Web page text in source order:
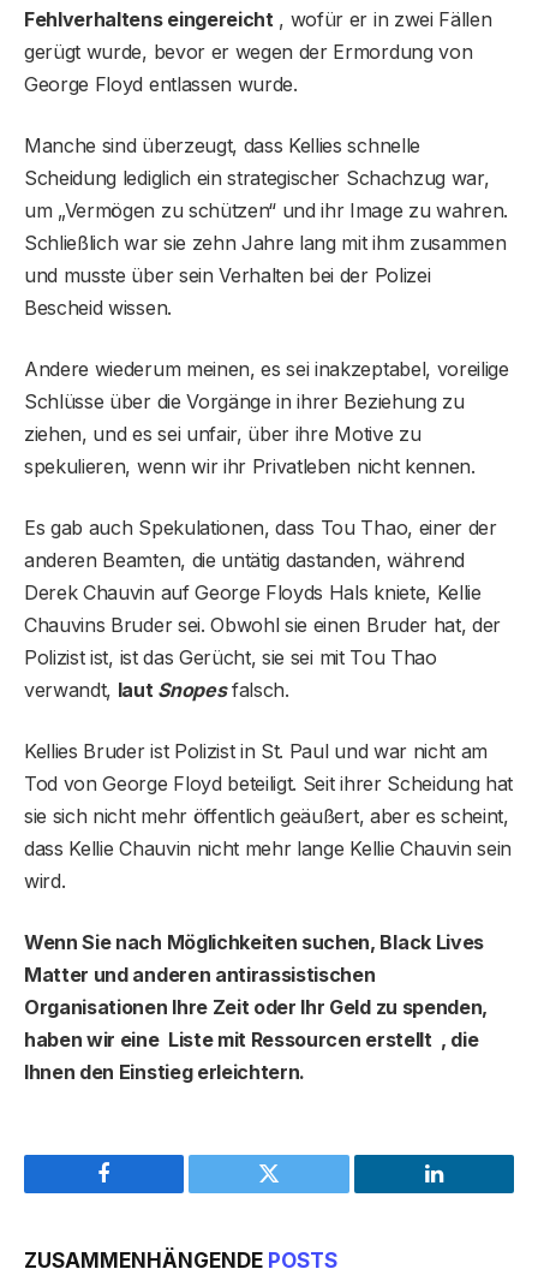
Fehlverhaltens eingereicht , wofür er in zwei Fällen
gerügt wurde, bevor er wegen der Ermordung von
George Floyd entlassen wurde.
Manche sind überzeugt, dass Kellies schnelle
Scheidung lediglich ein strategischer Schachzug war,
um „Vermögen zu schützen“ und ihr Image zu wahren.
Schließlich war sie zehn Jahre lang mit ihm zusammen
und musste über sein Verhalten bei der Polizei
Bescheid wissen.
Andere wiederum meinen, es sei inakzeptabel, voreilige
Schlüsse über die Vorgänge in ihrer Beziehung zu
ziehen, und es sei unfair, über ihre Motive zu
spekulieren, wenn wir ihr Privatleben nicht kennen.
Es gab auch Spekulationen, dass Tou Thao, einer der
anderen Beamten, die untätig dastanden, während
Derek Chauvin auf George Floyds Hals kniete, Kellie
Chauvins Bruder sei. Obwohl sie einen Bruder hat, der
Polizist ist, ist das Gerücht, sie sei mit Tou Thao
verwandt, laut Snopesfalsch.
Kellies Bruder ist Polizist in St. Paul und war nicht am
Tod von George Floyd beteiligt. Seit ihrer Scheidung hat
sie sich nicht mehr öffentlich geäußert, aber es scheint,
dass Kellie Chauvin nicht mehr lange Kellie Chauvin sein
wird.
Wenn Sie nach Möglichkeiten suchen, Black Lives
Matter und anderen antirassistischen
Organisationen Ihre Zeit oder Ihr Geld zu spenden,
haben wir eine Liste mit Ressourcen erstellt , die
Ihnen den Einstieg erleichtern.
Facebook Twitter LinkedIn
ZUSAMMENHÄNGENDE POSTS